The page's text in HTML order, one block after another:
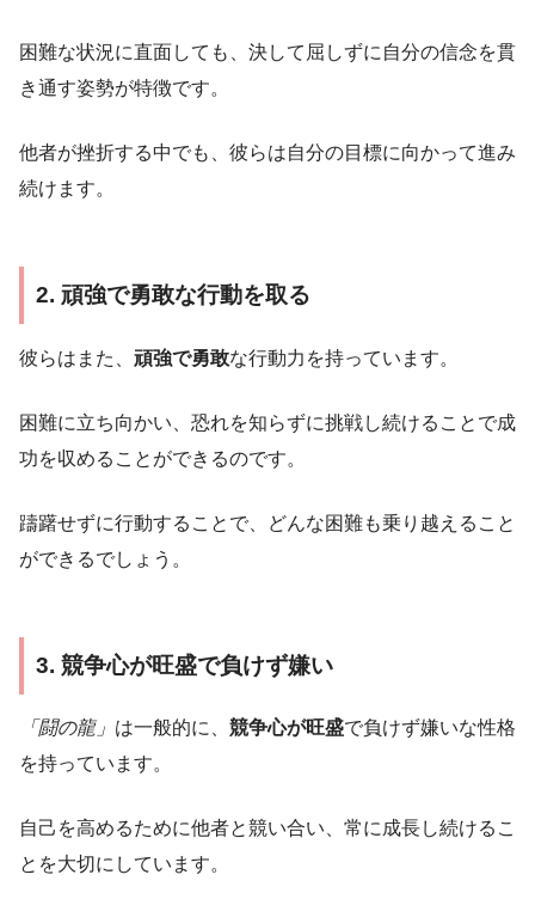
困難な状況に直面しても、決して屈しずに自分の信念を貫
き通す姿勢が特徴です。
他者が挫折する中でも、彼らは自分の目標に向かって進み
続けます。
2. 頑強で勇敢な行動を取る
彼らはまた、 頑強で勇敢な行動力を持っています。
困難に立ち向かい、恐れを知らずに挑戦し続けることで成
功を収めることができるのです。
躊躇せずに行動することで、どんな困難も乗り越えること
ができるでしょう。
3. 競争心が旺盛で負けず嫌い
「闘の龍」 は一般的に、 競争心が旺盛で負けず嫌いな性格
を持っています。
自己を高めるために他者と競い合い、常に成長し続けるこ
とを大切にしています。